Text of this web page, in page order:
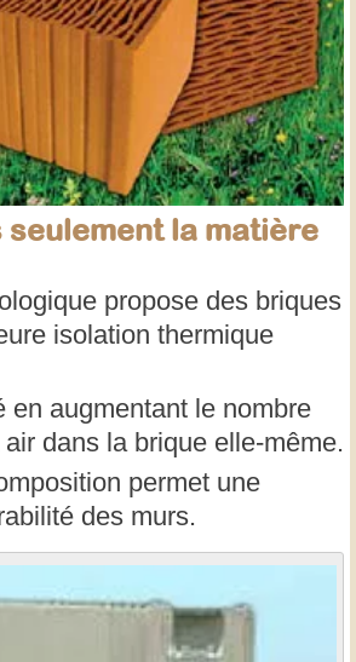
seulement la matière
propose des briques
isolation thermique
en augmentant le nombre
dans la brique elle-même.
permet une
des murs.